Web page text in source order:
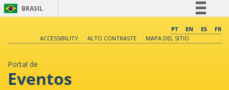
BRASIL
Comunica BR
PT EN ES
FR
ACCESSIBILITY
ALTO CONTRASTE MAPA DEL SITIO
Portal de
Eventos